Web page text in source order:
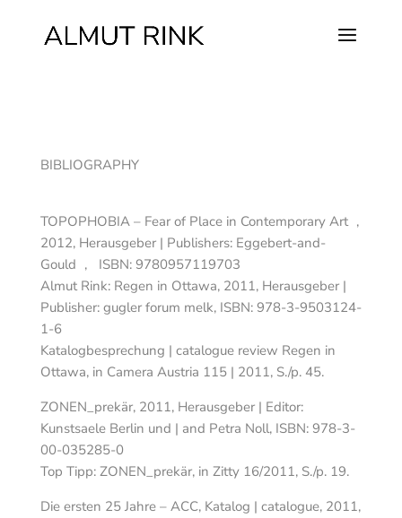
BIBLIOGRAPHY
TOPOPHOBIA – Fear of Place in Contemporary Art ,
2012, Herausgeber | Publishers: Eggebert-and-
Gould , ISBN: 9780957119703
Almut Rink: Regen in Ottawa, 2011, Herausgeber |
Publisher: gugler forum melk, ISBN: 978-3-9503124-
1-6
Katalogbesprechung | catalogue review Regen in
Ottawa, in Camera Austria 115 | 2011, S./p. 45.
ZONEN_prekär, 2011, Herausgeber | Editor:
Kunstsaele Berlin und | and Petra Noll, ISBN: 978-3-
00-035285-0
Top Tipp: ZONEN_prekär, in Zitty 16/2011, S./p. 19.
Die ersten 25 Jahre – ACC, Katalog | catalogue, 2011,